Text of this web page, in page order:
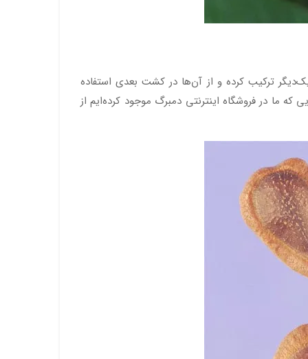
ترکیب کرده و از آن‌ها در کشت بعدی استفاده
ما در فروشگاه اینترنتی دمبرگ موجود کرده‌ایم از